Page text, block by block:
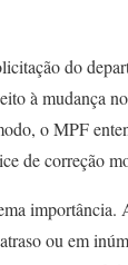
do
à mudança
o MPF
de correção
importância.
ou em